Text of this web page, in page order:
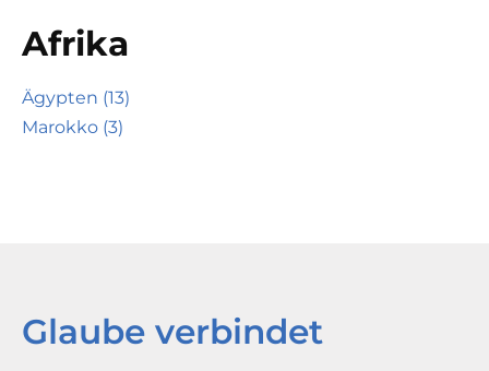
Afrika
Ägypten (13)
Marokko (3)
Glaube verbindet